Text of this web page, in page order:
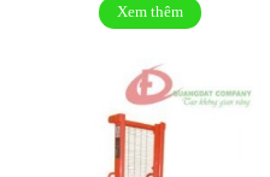
Xem thêm